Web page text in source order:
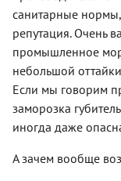
санитарные нормы,
репутация. Очень
промышленное
небольшой
Если мы говорим
заморозка
иногда даже
А зачем вообще